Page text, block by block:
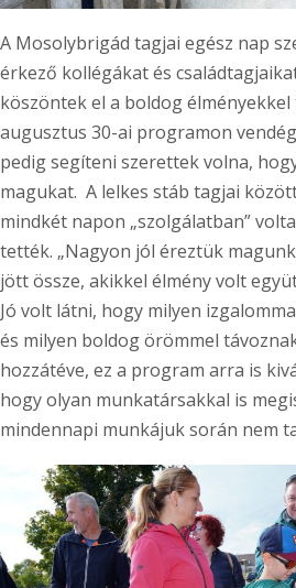
A Mosolybrigád tagjai egész nap
érkező kollégákat és
köszöntek el a boldog
augusztus 30-ai programon
pedig segíteni szerettek volna,
magukat. A lelkes stáb tagjai
mindkét napon „szolgálatban”
tették. „Nagyon jól éreztük
jött össze, akikkel élmény volt
Jó volt látni, hogy milyen
és milyen boldog örömmel
hozzátéve, ez a program arra is
hogy olyan munkatársakkal is
mindennapi munkájuk során nem